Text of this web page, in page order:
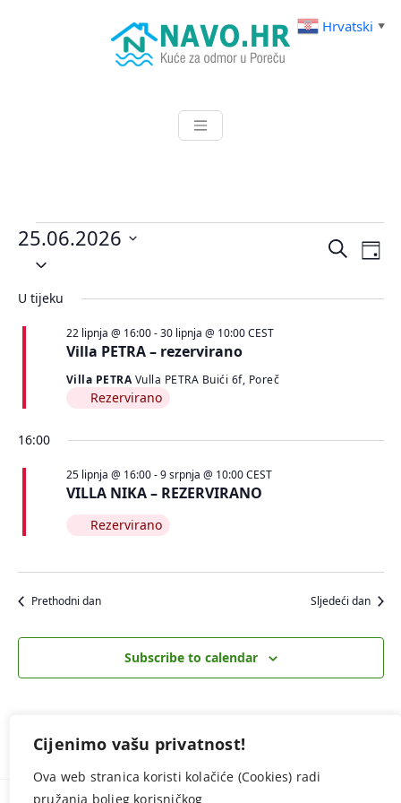
Cijenimo vašu privatnost!
Ova web stranica koristi kolačiće (Cookies) radi
pružanja boljeg korisničkog
NAVO.HR
Događaji
for
25.
lipnja
2026.
i
Pretraži
Dan
25.06.2026
Odaberite
U tijeku
Villa PETRA – rezervirano
22 lipnja @ 16:00-30 lipnja @ 10:00 CEST
Villa PETRAVulla PETRA Buići 6f, Poreč
Rezervirano
16:00
VILLA NIKA – REZERVIRANO
25 lipnja @ 16:00-9 srpnja @ 10:00 CEST
Rezervirano
Prethodni dan Sljedeći dan
Subscribe to calendar
Hrvatski ▼